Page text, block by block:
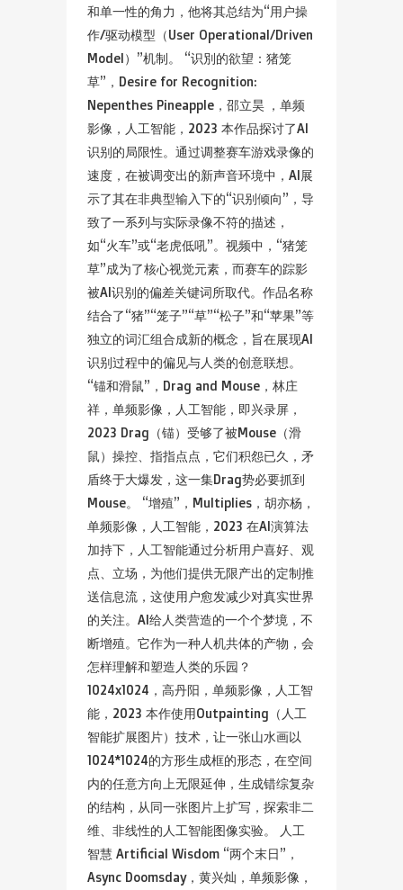
和单一性的角力，他将其总结为“用户操
作/驱动模型（User Operational/Driven
Model）”机制。 “识別的欲望：猪笼
草”，Desire for Recognition:
Nepenthes Pineapple，邵立昊 ，单频
影像，人工智能，2023 本作品探讨了AI
识别的局限性。通过调整赛车游戏录像的
速度，在被调变出的新声音环境中，AI展
示了其在非典型输入下的“识别倾向”，导
致了一系列与实际录像不符的描述，
如“火车”或“老虎低吼”。视频中，“猪笼
草”成为了核心视觉元素，而赛车的踪影
被AI识别的偏差关键词所取代。作品名称
结合了“猪”“笼子”“草”“松子”和“苹果”等
独立的词汇组合成新的概念，旨在展现AI
识别过程中的偏见与人类的创意联想。
“锚和滑鼠”，Drag and Mouse，林庄
祥，单频影像，人工智能，即兴录屏，
2023 Drag（锚）受够了被Mouse（滑
鼠）操控、指指点点，它们积怨已久，矛
盾终于大爆发，这一集Drag势必要抓到
Mouse。 “增殖”，Multiplies，胡亦杨，
单频影像，人工智能，2023 在AI演算法
加持下，人工智能通过分析用户喜好、观
点、立场，为他们提供无限产出的定制推
送信息流，这使用户愈发减少对真实世界
的关注。AI给人类营造的一个个梦境，不
断增殖。它作为一种人机共体的产物，会
怎样理解和塑造人类的乐园？
1024x1024，高丹阳，单频影像，人工智
能，2023 本作使用Outpainting（人工
智能扩展图片）技术，让一张山水画以
1024*1024的方形生成框的形态，在空间
内的任意方向上无限延伸，生成错综复杂
的结构，从同一张图片上扩写，探索非二
维、非线性的人工智能图像实验。 人工
智慧 Artificial Wisdom “两个末日”，
Async Doomsday，黄兴灿，单频影像，